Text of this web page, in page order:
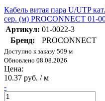
Кабель витая пара U/UTP
сер. (м) PROCONNECT 01-
Артикул: 01-0022-3
Бренд:
PROCONNECT
Доступно к заказу 509 м
Обновлено 08.08.2026
Цена:
10.37 руб. / м
-